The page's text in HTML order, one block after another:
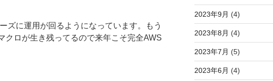
ズに運用が回るようになっています。もう
クロが生き残ってるので来年こそ完全AWS
2023年9月 (4)
2023年8月 (4)
2023年7月 (5)
2023年6月 (4)